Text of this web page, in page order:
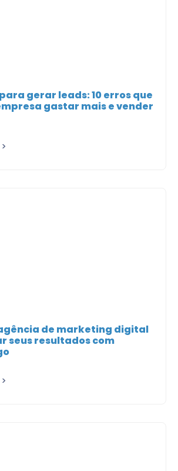
gerar leads: 10 erros que
gastar mais e vender
de marketing digital
seus resultados com